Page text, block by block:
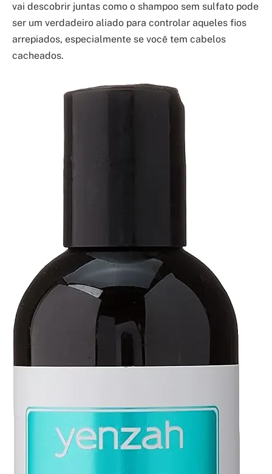
vai descobrir juntas como o shampoo sem sulfato pode
ser um verdadeiro aliado para controlar aqueles fios
arrepiados, especialmente se você tem cabelos
cacheados.